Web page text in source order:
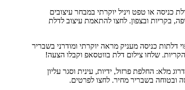
כניסה או טפט ויניל יוקרתי במבחר עיצובים
בקריות ובצפון. לחצו להתאמת עיצוב לדלת
כניסה מעניק מראה יוקרתי ומודרני בשבריר
שלחו צילום דלת בווטסאפ וקבלו הצעה!
מלא: החלפת פרזול, ידיות, עינית וסגר עליון
ובטוחה בשבריר מחיר. לחצו לפרטים.